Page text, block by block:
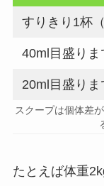
すりきり1杯
40ml目盛りま
20ml目盛りま
スクープは個体差
たとえば体重